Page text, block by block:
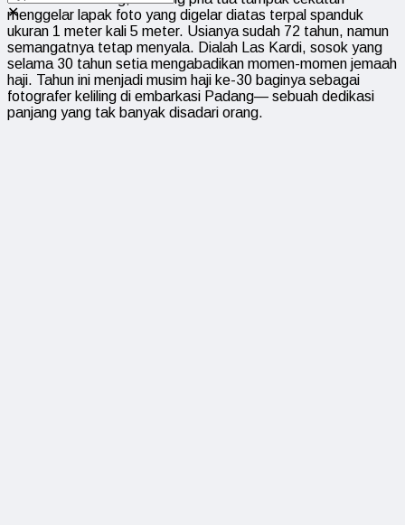
✕
menggelar lapak foto yang digelar diatas terpal spanduk
ukuran 1 meter kali 5 meter. Usianya sudah 72 tahun, namun
semangatnya tetap menyala. Dialah Las Kardi, sosok yang
selama 30 tahun setia mengabadikan momen-momen jemaah
haji. Tahun ini menjadi musim haji ke-30 baginya sebagai
fotografer keliling di embarkasi Padang— sebuah dedikasi
panjang yang tak banyak disadari orang.